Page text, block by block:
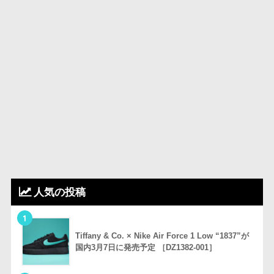
人気の投稿
1
Tiffany & Co. × Nike Air Force 1 Low “1837”が
国内3月7日に発売予定 ［DZ1382-001］